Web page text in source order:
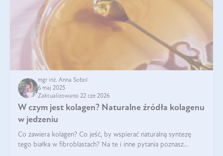
mgr inż. Anna Sobol
6 maj 2025
Zaktualizowano 22 cze 2026
W czym jest kolagen? Naturalne źródła kolagenu
w jedzeniu
Co zawiera kolagen? Co jeść, by wspierać naturalną syntezę
tego białka w fibroblastach? Na te i inne pytania poznasz